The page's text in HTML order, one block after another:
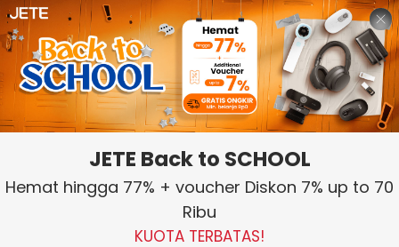
JETE Back to SCHOOL
Hemat hingga 77% + voucher Diskon 7% up to 70
Ribu
KUOTA TERBATAS!